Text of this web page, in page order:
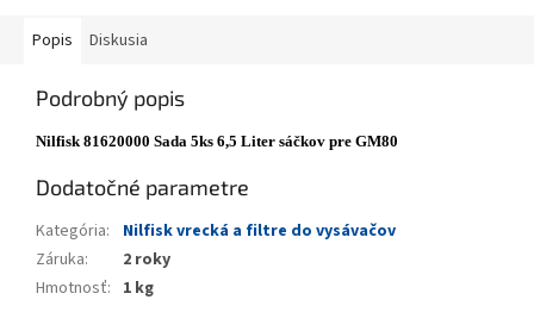
Popis Diskusia
Podrobný popis
Nilfisk 81620000 Sada 5ks 6,5 Liter sáčkov pre GM80
Dodatočné parametre
Kategória:
Nilfisk vrecká a filtre do vysávačov
Záruka:
2 roky
Hmotnosť: 1 kg